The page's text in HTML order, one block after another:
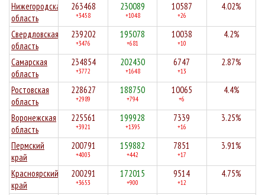
Нижегородская
область
263468
+3458
230089
+1048
10587
+26
4.02%
Свердловская
область
239202
+3476
195078
+681
10038
+10
4.2%
Самарская
область
234854
+3772
202430
+1648
6747
+13
2.87%
Ростовская
область
228627
+2989
188750
+794
10065
+6
4.4%
Воронежская
область
225561
+3921
199928
+1395
7339
+16
3.25%
Пермский
край
200791
+4003
159882
+442
7851
+17
3.91%
Красноярский
край
200291
+3653
172015
+900
9514
+12
4.75%